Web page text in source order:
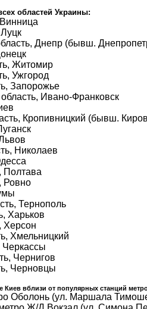
областей Украины:
Днепр (бывш.
Житомир
Ужгород
Запорожье
Ивано-Франковск
Кропивницкий (бывш.
Николаев
Полтава
Ровно
Тернополь
Харьков
Херсон
Хмельницкий
Черкассы
Чернигов
Черновцы
вблизи от популярных станций
Оболонь (ул. Маршала